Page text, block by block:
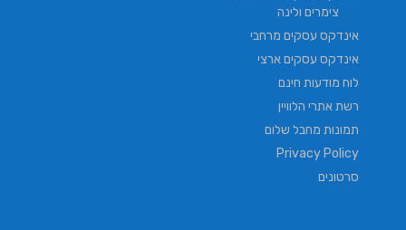
צימרים ולינה
אינדקס עסקים מרחבי
אינדקס עסקים ארצי
לוח מודעות חינם
רשת אתרי הלוויין
תמונות מחבל שלום
Privacy Policy
סרטונים